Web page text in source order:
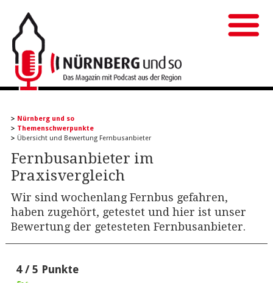
Nürnberg und so
Themenschwerpunkte
Übersicht und Bewertung Fernbusanbieter
Fernbusanbieter im
Praxisvergleich
Wir sind wochenlang Fernbus gefahren,
haben zugehört, getestet und hier ist unser
Bewertung der getesteten Fernbusanbieter.
4 / 5 Punkte